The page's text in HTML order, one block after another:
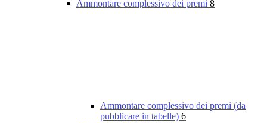
Ammontare complessivo dei premi 8
Ammontare complessivo dei premi (da
pubblicare in tabelle) 6